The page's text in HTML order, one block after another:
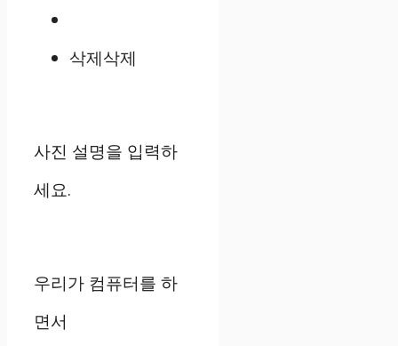
삭제삭제
사진 설명을 입력하
세요.
우리가 컴퓨터를 하
면서